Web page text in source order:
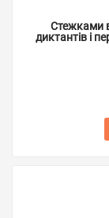
Стежками
диктантів і